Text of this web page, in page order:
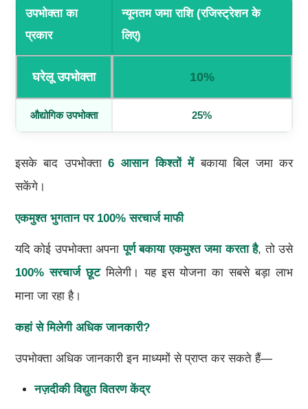
उपभोक्ता का
प्रकार
न्यूनतम जमा राशि (रजिस्ट्रेशन के
लिए)
घरेलू उपभोक्ता 10%
औद्योगिक उपभोक्ता 25%
इसके बाद उपभोक्ता6 आसान किश्तों मेंबकाया बिल जमा कर
सकेंगे।
एकमुश्त भुगतान पर 100% सरचार्ज माफी
यदि कोई उपभोक्ता अपनापूर्ण बकाया एकमुश्त जमा करता है, तो उसे
100% सरचार्ज छूटमिलेगी। यह इस योजना का सबसे बड़ा लाभ
माना जा रहा है।
कहां से मिलेगी अधिक जानकारी?
उपभोक्ता अधिक जानकारी इन माध्यमों से प्राप्त कर सकते हैं—
नज़दीकी विद्युत वितरण केंद्र